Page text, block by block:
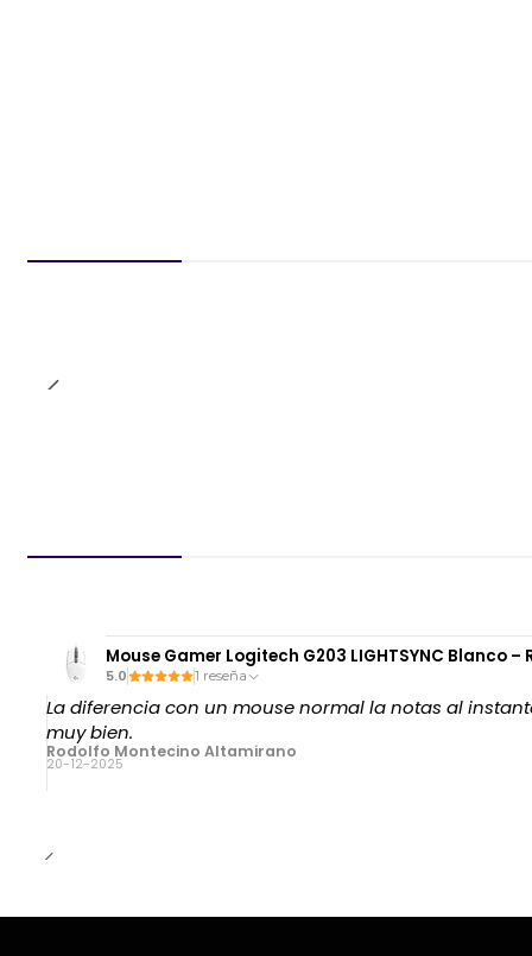
Mouse Gamer Logitech G203 LIGHTSYNC Blanco –
5.0 1 reseña
La diferencia con un mouse normal la notas al
muy bien.
Rodolfo Montecino Altamirano
20-12-2025